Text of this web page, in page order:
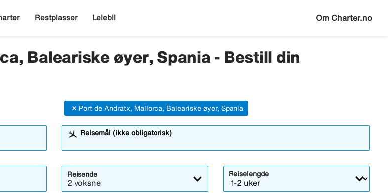
Restplasser Leiebil Om Charter.no
Baleariske øyer, Spania - Bestill din
Reisemål (ikke obligatorisk)
Port de Andratx, Mallorca, Baleariske øyer, Spania
Reisende
2 voksne
Reiselengde